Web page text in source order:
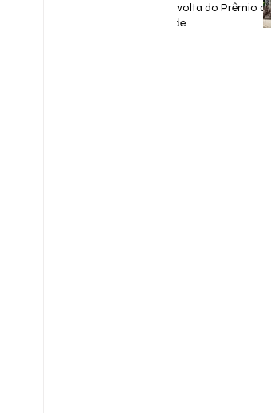
confirma volta do Prêmio de
Assiduidade